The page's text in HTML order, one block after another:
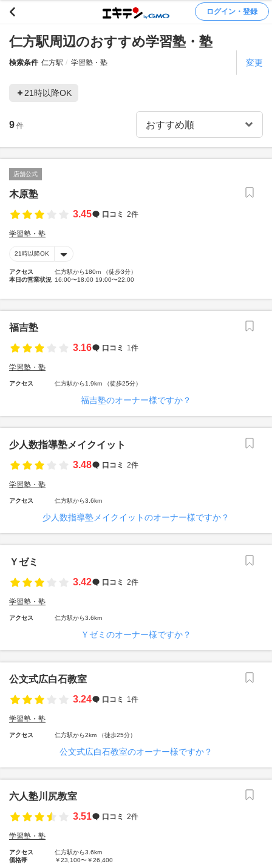
ログイン・登録
仁方駅周辺のおすすめ学習塾・塾
検索条件 仁方駅 学習塾・塾 変更
21時以降OK
9 件
店舗公式
木原塾
3.45
口コミ 2件
学習塾・塾
21時以降OK
アクセス
仁方駅から180m （徒歩3分）
本日の営業状況 16:00〜18:00 19:00〜22:00
福吉塾
3.16
口コミ 1件
学習塾・塾
アクセス 仁方駅から1.9km （徒歩25分）
福吉塾のオーナー様ですか？
少人数指導塾メイクイット
3.48
口コミ 2件
学習塾・塾
アクセス 仁方駅から3.6km
少人数指導塾メイクイットのオーナー様ですか？
Ｙゼミ
3.42
口コミ 2件
学習塾・塾
アクセス 仁方駅から3.6km
Ｙゼミのオーナー様ですか？
公文式広白石教室
3.24
口コミ 1件
学習塾・塾
アクセス 仁方駅から2km （徒歩25分）
公文式広白石教室のオーナー様ですか？
六人塾川尻教室
3.51
口コミ 2件
学習塾・塾
アクセス
仁方駅から3.6km
価格帯
￥23,100〜￥26,400